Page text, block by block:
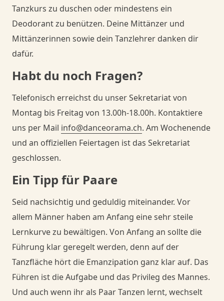
Tanzkurs zu duschen oder mindestens ein
Deodorant zu benützen. Deine Mittänzer und
Mittänzerinnen sowie dein Tanzlehrer danken dir
dafür.
Habt du noch Fragen?
Telefonisch erreichst du unser Sekretariat von
Montag bis Freitag von 13.00h-18.00h. Kontaktiere
uns per Mail info@danceorama.ch. Am Wochenende
und an offiziellen Feiertagen ist das Sekretariat
geschlossen.
Ein Tipp für Paare
Seid nachsichtig und geduldig miteinander. Vor
allem Männer haben am Anfang eine sehr steile
Lernkurve zu bewältigen. Von Anfang an sollte die
Führung klar geregelt werden, denn auf der
Tanzfläche hört die Emanzipation ganz klar auf. Das
Führen ist die Aufgabe und das Privileg des Mannes.
Und auch wenn ihr als Paar Tanzen lernt, wechselt